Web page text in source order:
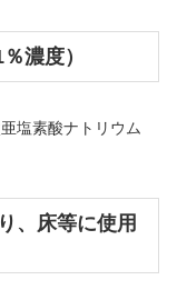
濃度）
塩素酸ナトリウム
、床等に使用